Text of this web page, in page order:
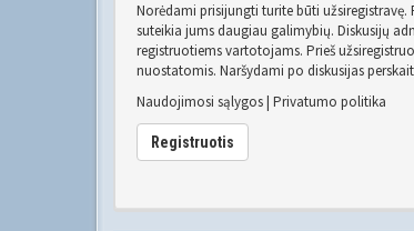
Norėdami prisijungti turite būti
suteikia jums daugiau galimybių. Diskusijų
registruotiems vartotojams. Prieš
nuostatomis. Naršydami po diskusijas
Naudojimosi sąlygos| Privatumo politika
Registruotis